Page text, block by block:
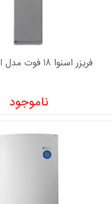
فریزر اسنوا 18 فوت مدل S5-0180TI
ناموجود